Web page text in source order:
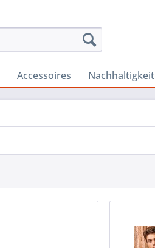
Accessoires Nachhaltigkeit